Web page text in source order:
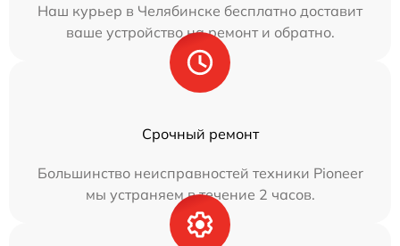
Наш курьер в Челябинске бесплатно доставит
ваше устройство на ремонт и обратно.
Срочный ремонт
Большинство неисправностей техники Pioneer
мы устраняем в течение 2 часов.